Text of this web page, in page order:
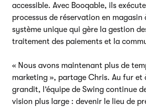
accessible. Avec Booqable, ils
processus de réservation en magasin
système unique qui gère la gestion
traitement des paiements et la
« Nous avons maintenant plus de
marketing », partage Chris. Au fur et
grandit, l’équipe de Swing continue
vision plus large : devenir le lieu de